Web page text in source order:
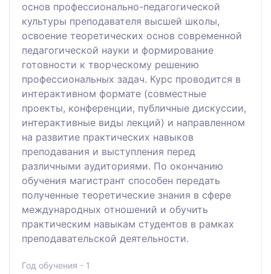
основ профессионально-педагогической
культуры преподавателя высшей школы,
освоение теоретических основ современной
педагогической науки и формирование
готовности к творческому решению
профессиональных задач. Курс проводится в
интерактивном формате (совместные
проекты, конференции, публичные дискуссии,
интерактивные виды лекций) и направленном
на развитие практических навыков
преподавания и выступления перед
различными аудиториями. По окончанию
обучения магистрант способен передать
полученные теоретические знания в сфере
международных отношений и обучить
практическим навыкам студентов в рамках
преподавательской деятельности.
Год обучения - 1